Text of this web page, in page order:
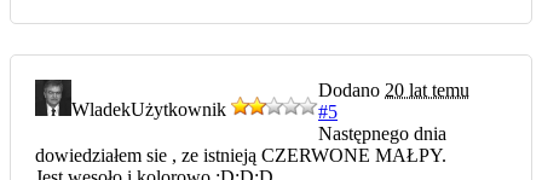
WladekUżytkownik
Dodano 20 lat temu
#5
Następnego dnia
dowiedziałem sie , ze istnieją CZERWONE MAŁPY.